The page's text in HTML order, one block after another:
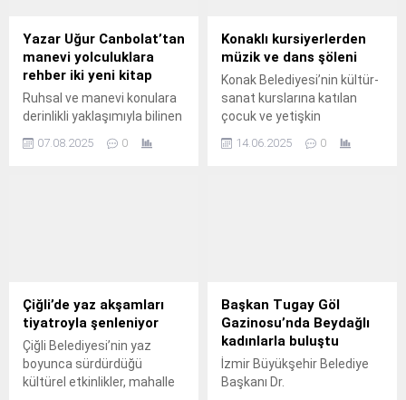
Yazar Uğur Canbolat’tan
manevi yolculuklara
rehber iki yeni kitap
Ruhsal ve manevi konulara
derinlikli yaklaşımıyla bilinen
programcısı Uğur Canbolat,
07.08.2025 0
Konaklı kursiyerlerden
müzik ve dans şöleni
Konak Belediyesi’nin kültür-
sanat kurslarına katılan
çocuk ve yetişkin
sonu gösterileriyle gözler
14.06.2025 0
Çiğli’de yaz akşamları
tiyatroyla şenleniyor
Çiğli Belediyesi’nin yaz
boyunca sürdürdüğü
kültürel etkinlikler, mahalle
Başkan Tugay Göl
Gazinosu’nda Beydağlı
kadınlarla buluştu
İzmir Büyükşehir Belediye
Başkanı Dr.